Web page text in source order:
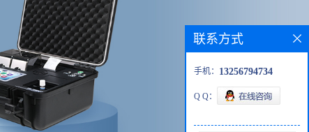
联系方式
手机： 13256794734
Q Q：